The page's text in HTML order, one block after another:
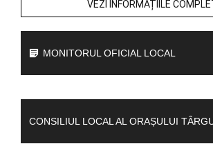
VEZI INFORMAȚIILE
MONITORUL OFICIAL LOCAL
CONSILIUL LOCAL AL ORAȘULUI